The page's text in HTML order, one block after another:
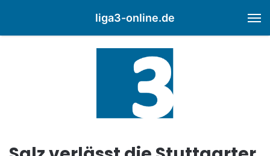
liga3-online.de